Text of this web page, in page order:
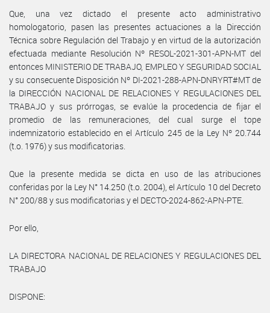
Que, una vez dictado el presente acto administrativo
homologatorio, pasen las presentes actuaciones a la Dirección
Técnica sobre Regulación del Trabajo y en virtud de la autorización
efectuada mediante Resolución Nº RESOL-2021-301-APN-MT del
entonces MINISTERIO DE TRABAJO, EMPLEO Y SEGURIDAD SOCIAL
y su consecuente Disposición Nº DI-2021-288-APN-DNRYRT#MT de
la DIRECCIÓN NACIONAL DE RELACIONES Y REGULACIONES DEL
TRABAJO y sus prórrogas, se evalúe la procedencia de fijar el
promedio de las remuneraciones, del cual surge el tope
indemnizatorio establecido en el Artículo 245 de la Ley Nº 20.744
(t.o. 1976) y sus modificatorias.
Que la presente medida se dicta en uso de las atribuciones
conferidas por la Ley N° 14.250 (t.o. 2004), el Artículo 10 del Decreto
N° 200/88 y sus modificatorias y el DECTO-2024-862-APN-PTE.
Por ello,
LA DIRECTORA NACIONAL DE RELACIONES Y REGULACIONES DEL
TRABAJO
DISPONE: